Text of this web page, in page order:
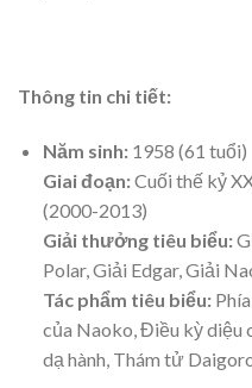
Thông tin chi tiết:
Năm sinh:1958 (61 tuổi)
Giai đoạn:Cuối thế kỷ
(2000-2013)
Giải thưởng tiêu biểu:
Polar, Giải Edgar, Giải
Tác phẩm tiêu biểu:Phía
của Naoko, Điều kỳ diệu
dạ hành, Thám tử